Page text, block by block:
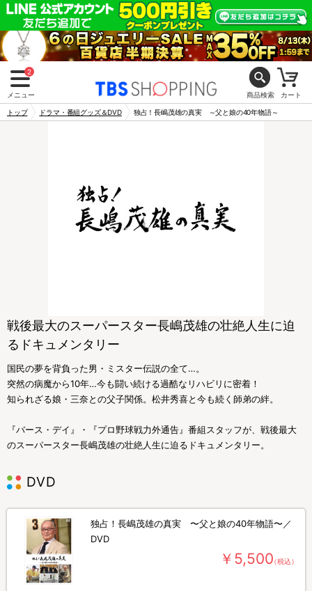
2
メニュー 商品検索 カート
トップ ドラマ・番組グッズ＆DVD 独占！長嶋茂雄の真実 ～父と娘の40年物語～
戦後最大のスーパースター長嶋茂雄の壮絶人生に迫
るドキュメンタリー
国民の夢を背負った男・ミスター伝説の全て…。
突然の病魔から10年…今も闘い続ける過酷なリハビリに密着！
知られざる娘・三奈との父子関係。松井秀喜と今も続く師弟の絆。
『バース・デイ』・『プロ野球戦力外通告』番組スタッフが、戦後最大
のスーパースター長嶋茂雄の壮絶人生に迫るドキュメンタリー。
DVD
独占！長嶋茂雄の真実 〜父と娘の40年物語〜／
DVD
￥5,500（税込）